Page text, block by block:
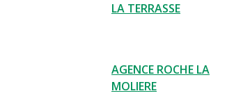
LA TERRASSE
AGENCE ROCHE LA
MOLIERE